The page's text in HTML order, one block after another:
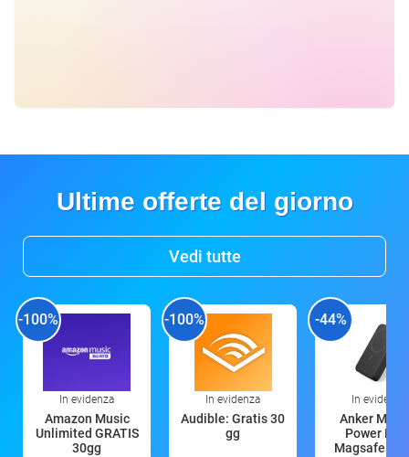
Ultime offerte del giorno
Vedi tutte
-100%
In evidenza
Amazon Music
Unlimited GRATIS
30gg
-100%
In evidenza
Audible: Gratis 30
gg
-44%
In evidenza
Anker
Power
Magsafe